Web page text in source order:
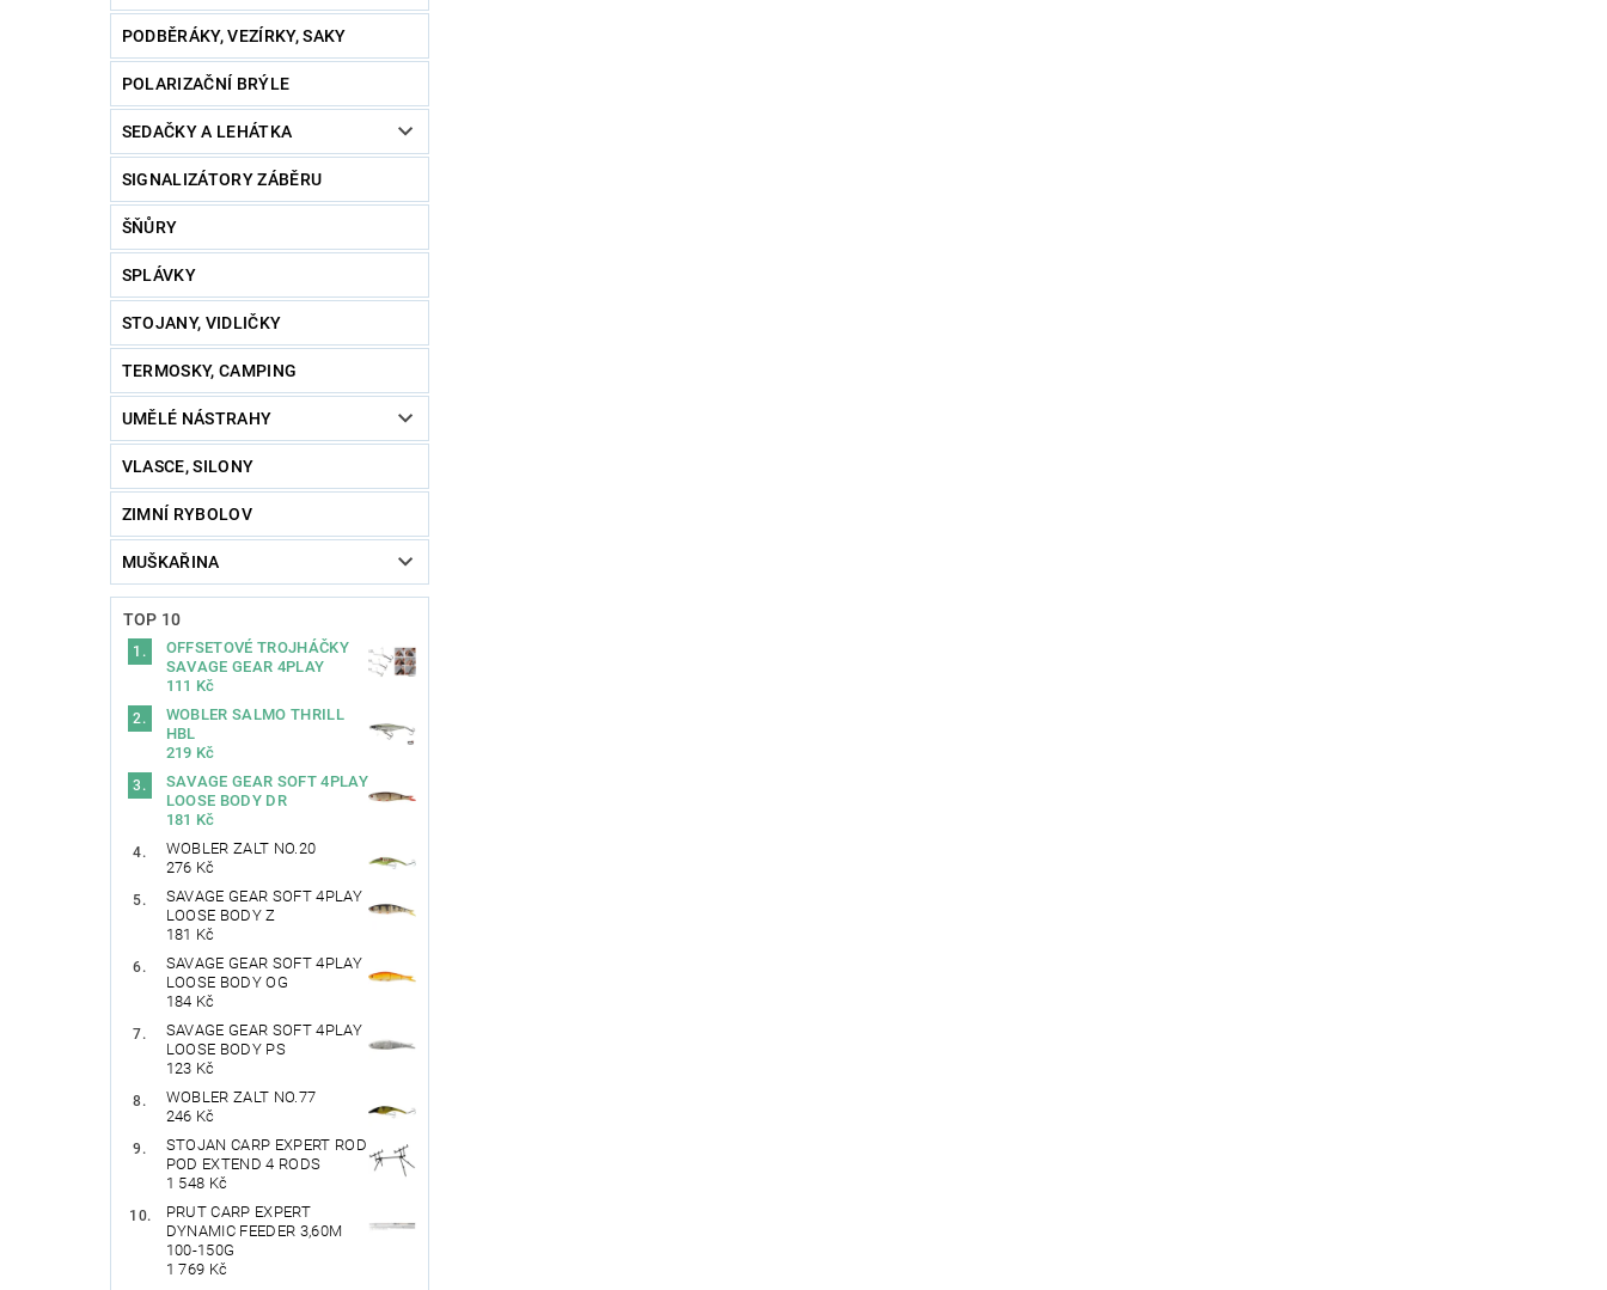
PODBĚRÁKY, VEZÍRKY, SAKY
POLARIZAČNÍ BRÝLE
SEDAČKY A LEHÁTKA
SIGNALIZÁTORY ZÁBĚRU
ŠŇŮRY
SPLÁVKY
STOJANY, VIDLIČKY
TERMOSKY, CAMPING
UMĚLÉ NÁSTRAHY
VLASCE, SILONY
ZIMNÍ RYBOLOV
MUŠKAŘINA
TOP 10
OFFSETOVÉ TROJHÁČKY
SAVAGE GEAR 4PLAY
111 Kč
WOBLER SALMO THRILL
HBL
219 Kč
SAVAGE GEAR SOFT 4PLAY
LOOSE BODY DR
181 Kč
WOBLER ZALT NO.20
276 Kč
SAVAGE GEAR SOFT 4PLAY
LOOSE BODY Z
181 Kč
SAVAGE GEAR SOFT 4PLAY
LOOSE BODY OG
184 Kč
SAVAGE GEAR SOFT 4PLAY
LOOSE BODY PS
123 Kč
WOBLER ZALT NO.77
246 Kč
STOJAN CARP EXPERT ROD
POD EXTEND 4 RODS
1 548 Kč
PRUT CARP EXPERT
DYNAMIC FEEDER 3,60M
100-150G
1 769 Kč